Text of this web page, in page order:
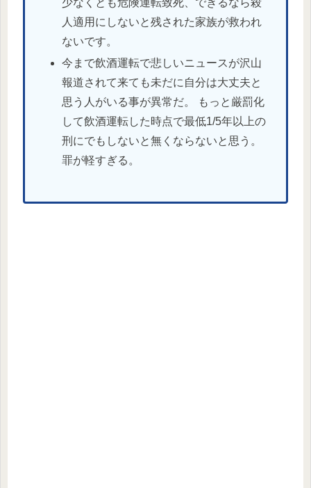
人適用にしないと残された家族が救われ
ないです。
今まで飲酒運転で悲しいニュースが沢山
報道されて来ても未だに自分は大丈夫と
思う人がいる事が異常だ。 もっと厳罰化
して飲酒運転した時点で最低1/5年以上の
刑にでもしないと無くならないと思う。
罪が軽すぎる。